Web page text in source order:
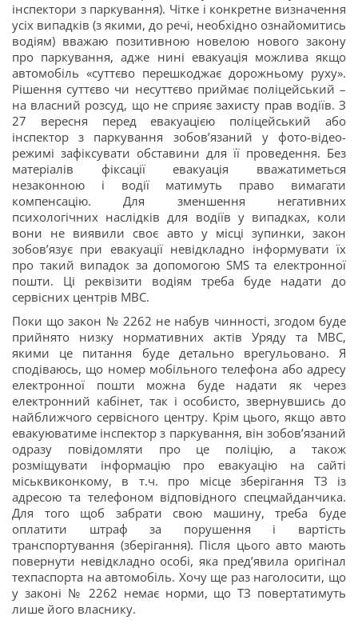
інспектори з паркування). Чітке і конкретне визначення
усіх випадків (з якими, до речі, необхідно ознайомитись
водіям) вважаю позитивною новелою нового закону
про паркування, адже нині евакуація можлива якщо
автомобіль «суттєво перешкоджає дорожньому руху».
Рішення суттєво чи несуттєво приймає поліцейський –
на власний розсуд, що не сприяє захисту прав водіїв. З
27 вересня перед евакуацією поліцейський або
інспектор з паркування зобов’язаний у фото-відео-
режимі зафіксувати обставини для її проведення. Без
матеріалів фіксації евакуація вважатиметься
незаконною і водії матимуть право вимагати
компенсацію. Для зменшення негативних
психологічних наслідків для водіїв у випадках, коли
вони не виявили своє авто у місці зупинки, закон
зобов’язує при евакуації невідкладно інформувати їх
про такий випадок за допомогою SMS та електронної
пошти. Ці реквізити водіям треба буде надати до
сервісних центрів МВС.
Поки що закон № 2262 не набув чинності, згодом буде
прийнято низку нормативних актів Уряду та МВС,
якими це питання буде детально врегульовано. Я
сподіваюсь, що номер мобільного телефона або адресу
електронної пошти можна буде надати як через
електронний кабінет, так і особисто, звернувшись до
найближчого сервісного центру. Крім цього, якщо авто
евакуюватиме інспектор з паркування, він зобов’язаний
одразу повідомляти про це поліцію, а також
розміщувати інформацію про евакуацію на сайті
міськвиконкому, в т.ч. про місце зберігання ТЗ із
адресою та телефоном відповідного спецмайданчика.
Для того щоб забрати свою машину, треба буде
оплатити штраф за порушення і вартість
транспортування (зберігання). Після цього авто мають
повернути невідкладно особі, яка пред’явила оригінал
техпаспорта на автомобіль. Хочу ще раз наголосити, що
у законі № 2262 немає норми, що ТЗ повертатимуть
лише його власнику.